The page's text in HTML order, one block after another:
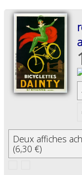
Deux affiches
(6,30 €)